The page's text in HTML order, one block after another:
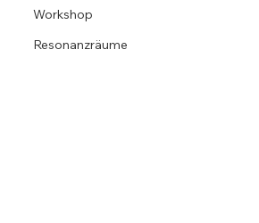
Workshop
Resonanzräume